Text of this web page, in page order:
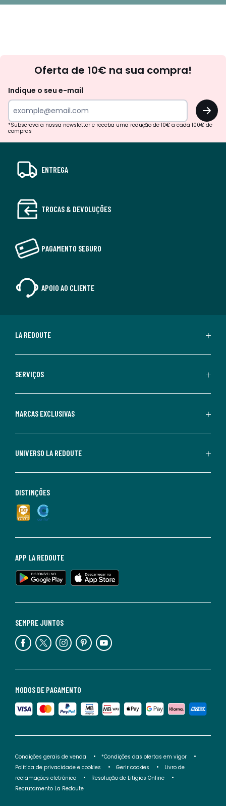
Oferta de 10€ na sua compra!
Indique o seu e-mail
OK
*Subscreva a nossa newsletter e receba uma redução de 10€ a cada 100€ de
compras
ENTREGA
TROCAS & DEVOLUÇÕES
PAGAMENTO SEGURO
APOIO AO CLIENTE
LA REDOUTE
SERVIÇOS
MARCAS EXCLUSIVAS
UNIVERSO LA REDOUTE
MODOS DE PAGAMENTO
SEMPRE JUNTOS
APP LA REDOUTE
DISTINÇÕES
Condições gerais de venda
*Condições das ofertas em vigor
Política de privacidade e cookies
Gerir cookies
Livro de
reclamações eletrónico
Resolução de Litígios Online
Recrutamento La Redoute